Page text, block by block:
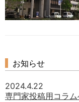
お知らせ
2024.4.22
専門家投稿用コラ